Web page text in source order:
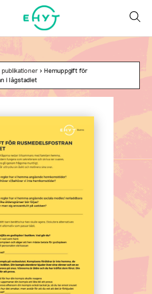
publikationer> Hemuppgift för
i lågstadiet